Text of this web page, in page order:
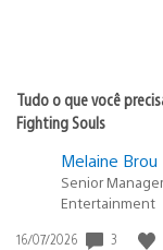
Tudo o que você
Fighting Souls
Melaine Brou
Senior
Entertainment
Data
16/07/2026 3